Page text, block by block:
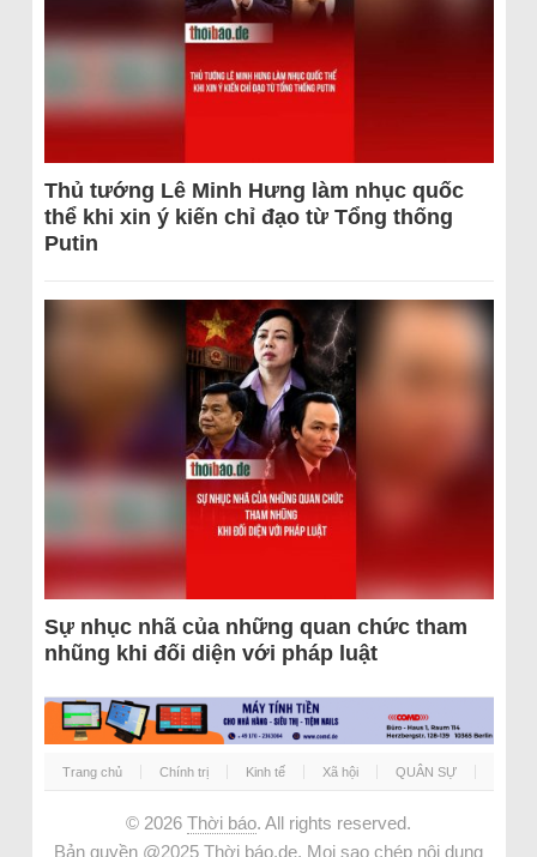
Thủ tướng Lê Minh Hưng làm nhục quốc
thể khi xin ý kiến chỉ đạo từ Tổng thống
Putin
Sự nhục nhã của những quan chức tham
nhũng khi đối diện với pháp luật
Trang chủ Chính trị Kinh tế Xã hội QUÂN SỰ
© 2026 Thời báo. All rights reserved.
Bản quyền @2025 Thời báo.de. Mọi sao chép nội dung